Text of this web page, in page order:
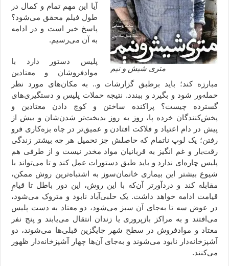
متری شیش و نیم
آیا این مهم تمام و کمال در
طول فیلم محقق می‌شود؟
پاسخ خیر است و در ادامه
به آن می‌رسیم.
پلیس دستور دارد با
موادفروشان و معتادین
مبارزه کند؛ باید برطبق گزارشات و.. به مکان‌های مورد نظر
حمله‌ور شود و بگیرد و ببندد. نتیجه حملات پلیس و دستگیری‌های
گسترده چیست؟ پراکنده ساختن و کوچ دادن معتادین و
پخش‌کنندگان خرده پا، روز به روز بدبخت‌تر شدن‌شان و بیش از
پیش در دام اعتیاد و فلاکت افتادن و عمیق‌تر در چاه بزه‌کاری فرو
رفتن؛ یک لوپ ناتمام که حاصلش جز تحمیل هر چه بیشتر زندگی
رقت‌بار و غم انگیز به قربانیان مواد مخدر نیست و از طرفی هم
پلیس چاره‌ای ندارد و باید طبق دستورات عمل کند و تا می‌تواند با
شیوع بیشتر این بیماری خانمان‌سوز به اشتباه‌ترین روش ممکن،
مقابله کند و دردآورتر آن‌که با این روش، این دور باطل تا قیامِ
قیامت ادامه خواهد داشت. یک حلبی‌آباد نابود و متروک می‌شود،
در عوض سه تا به‌جای آن سبز می‌شود، دو معتاد به دست پلیس
می‌افتند و به مراکز بازپروری یا زندان انتقال می‌یابند و پنج نفر
معتاد و موادفروش در سطح شهر جایگزین قبلی‌ها می‌شوند، دو
آشپزخانه‌دار نابود می‌شوند و به‌جای آن‌ها چهار آشپزخانه‌دار ظهور
می‌کنند.